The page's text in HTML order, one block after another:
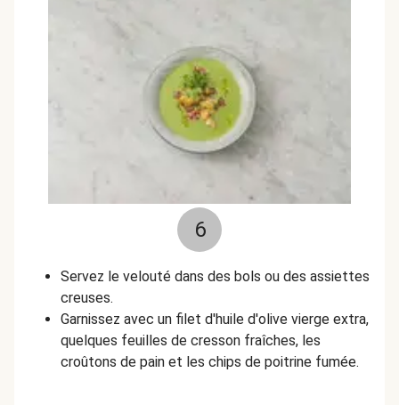
6
Servez le velouté dans des bols ou des assiettes
creuses.
Garnissez avec un filet d'huile d'olive vierge extra,
quelques feuilles de cresson fraîches, les
croûtons de pain et les chips de poitrine fumée.